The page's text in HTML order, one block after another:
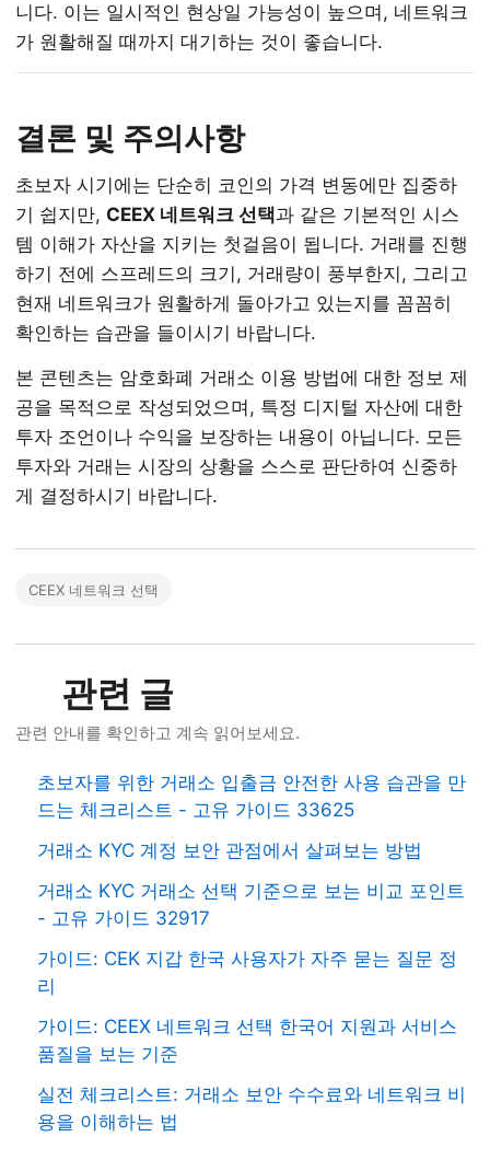
니다. 이는 일시적인 현상일 가능성이 높으며, 네트워크
가 원활해질 때까지 대기하는 것이 좋습니다.
결론 및 주의사항
초보자 시기에는 단순히 코인의 가격 변동에만 집중하
기 쉽지만, CEEX 네트워크 선택과 같은 기본적인 시스
템 이해가 자산을 지키는 첫걸음이 됩니다. 거래를 진행
하기 전에 스프레드의 크기, 거래량이 풍부한지, 그리고
현재 네트워크가 원활하게 돌아가고 있는지를 꼼꼼히
확인하는 습관을 들이시기 바랍니다.
본 콘텐츠는 암호화폐 거래소 이용 방법에 대한 정보 제
공을 목적으로 작성되었으며, 특정 디지털 자산에 대한
투자 조언이나 수익을 보장하는 내용이 아닙니다. 모든
투자와 거래는 시장의 상황을 스스로 판단하여 신중하
게 결정하시기 바랍니다.
CEEX 네트워크 선택
관련 글
관련 안내를 확인하고 계속 읽어보세요.
초보자를 위한 거래소 입출금 안전한 사용 습관을 만
드는 체크리스트 - 고유 가이드 33625
거래소 KYC 계정 보안 관점에서 살펴보는 방법
거래소 KYC 거래소 선택 기준으로 보는 비교 포인트
- 고유 가이드 32917
가이드: CEK 지갑 한국 사용자가 자주 묻는 질문 정
리
가이드: CEEX 네트워크 선택 한국어 지원과 서비스
품질을 보는 기준
실전 체크리스트: 거래소 보안 수수료와 네트워크 비
용을 이해하는 법